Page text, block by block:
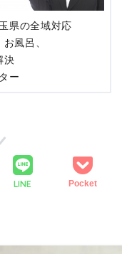
県の全域対応
風呂、
決
ー
LINE Pocket